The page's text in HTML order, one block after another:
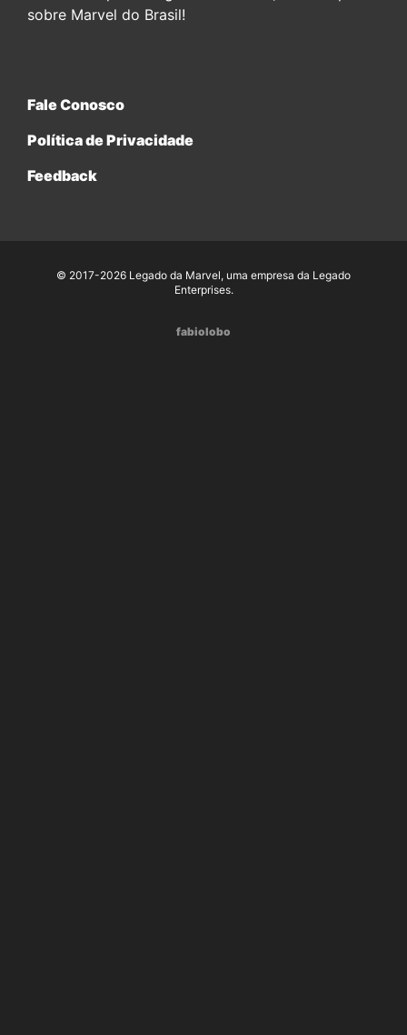
sobre Marvel do Brasil!
Fale Conosco
Política de Privacidade
Feedback
© 2017-2026 Legado da Marvel, uma empresa da Legado
Enterprises.
fabiolobo